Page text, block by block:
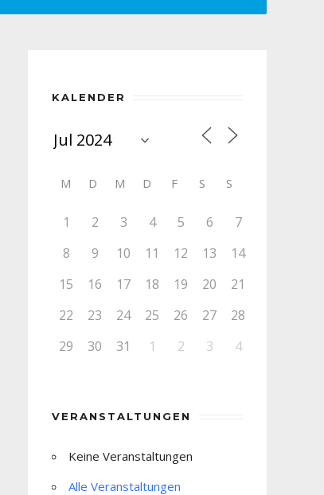
KALENDER
M D M D F S S
1 2 3 4 5 6
7
8
9 10 11 12 13
14
15
16 17 18 19 20
21
22
23 24 25 26 27
28
29
30 31 1 2 3 4
VERANSTALTUNGEN
Keine Veranstaltungen
Alle Veranstaltungen